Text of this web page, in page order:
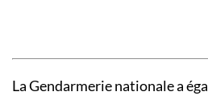
La Gendarmerie nationale a